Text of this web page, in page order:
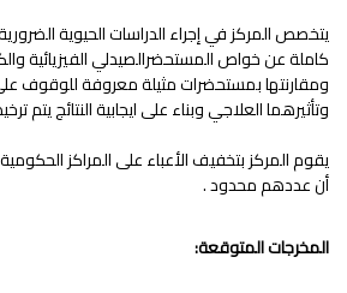
يتخصص المركز في إجراء الدراسات الحيوية
كاملة عن خواص المستحضرالصيدلي الفيزيائية
ومقارنتها بمستحضرات مثيلة معروفة للوقوف
وتأثيرهما العلاجي وبناء على ايجابية النتائج يتم
يقوم المركز بتخفيف الأعباء على المراكز
أن عددهم محدود .
المخرجات المتوقعة: